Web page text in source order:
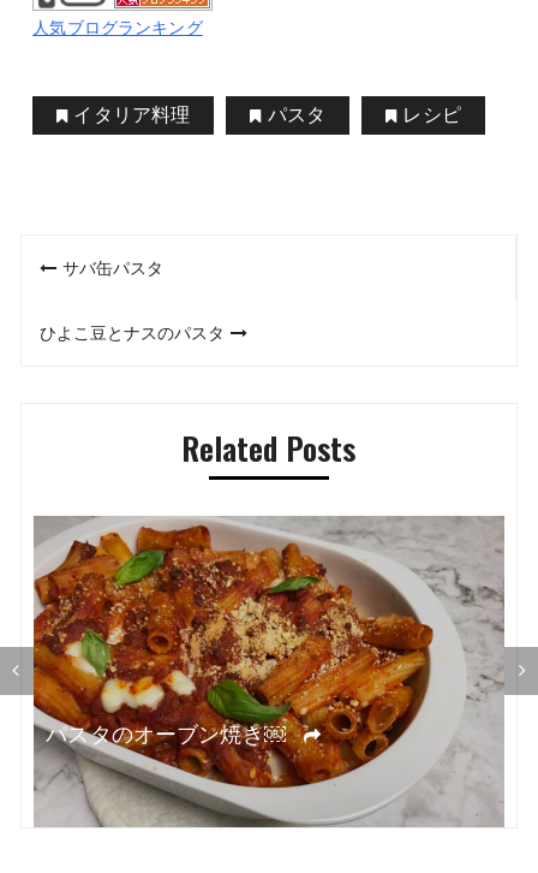
人気ブログランキング
イタリア料理 パスタ レシピ
投
ナ
ー
シ
ョ
ン
サバ缶パスタ
ひよこ豆とナスのパスタ
Related Posts
パスタのオーブン焼き￼